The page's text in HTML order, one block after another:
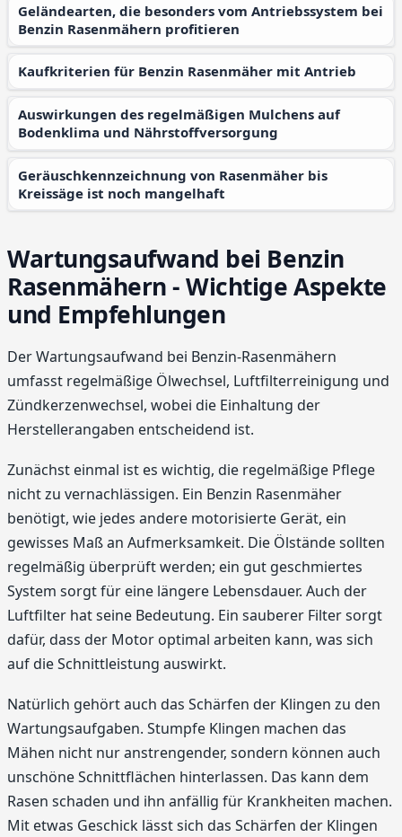
Geländearten, die besonders vom Antriebssystem bei
Benzin Rasenmähern profitieren
Kaufkriterien für Benzin Rasenmäher mit Antrieb
Auswirkungen des regelmäßigen Mulchens auf
Bodenklima und Nährstoffversorgung
Geräuschkennzeichnung von Rasenmäher bis
Kreissäge ist noch mangelhaft
Wartungsaufwand bei Benzin
Rasenmähern - Wichtige Aspekte
und Empfehlungen
Der Wartungsaufwand bei Benzin-Rasenmähern
umfasst regelmäßige Ölwechsel, Luftfilterreinigung und
Zündkerzenwechsel, wobei die Einhaltung der
Herstellerangaben entscheidend ist.
Zunächst einmal ist es wichtig, die regelmäßige Pflege
nicht zu vernachlässigen. Ein Benzin Rasenmäher
benötigt, wie jedes andere motorisierte Gerät, ein
gewisses Maß an Aufmerksamkeit. Die Ölstände sollten
regelmäßig überprüft werden; ein gut geschmiertes
System sorgt für eine längere Lebensdauer. Auch der
Luftfilter hat seine Bedeutung. Ein sauberer Filter sorgt
dafür, dass der Motor optimal arbeiten kann, was sich
auf die Schnittleistung auswirkt.
Natürlich gehört auch das Schärfen der Klingen zu den
Wartungsaufgaben. Stumpfe Klingen machen das
Mähen nicht nur anstrengender, sondern können auch
unschöne Schnittflächen hinterlassen. Das kann dem
Rasen schaden und ihn anfällig für Krankheiten machen.
Mit etwas Geschick lässt sich das Schärfen der Klingen